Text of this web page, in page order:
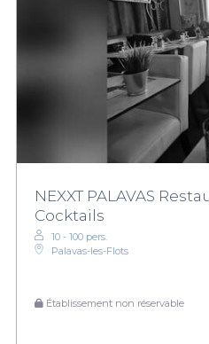
NEXXT PALAVAS
Cocktails
10 - 100 pers.
Palavas-les-Flots
Établissement non réservable